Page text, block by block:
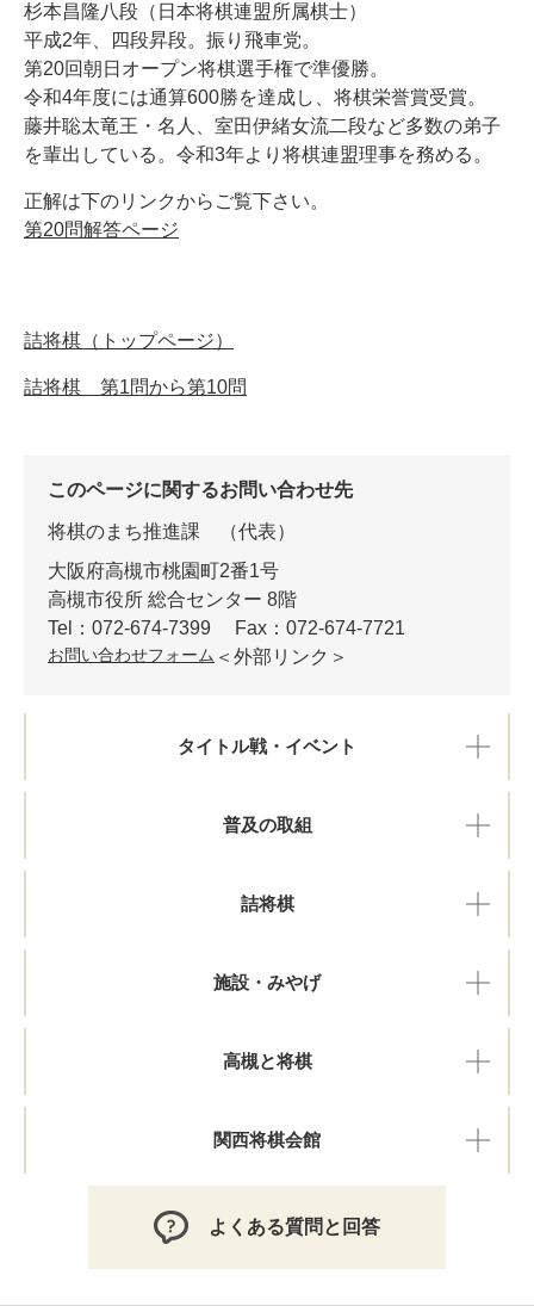
杉本昌隆八段（日本将棋連盟所属棋士）
平成2年、四段昇段。振り飛車党。
第20回朝日オープン将棋選手権で準優勝。
令和4年度には通算600勝を達成し、将棋栄誉賞受賞。
藤井聡太竜王・名人、室田伊緒女流二段など多数の弟子
を輩出している。令和3年より将棋連盟理事を務める。
正解は下のリンクからご覧下さい。
第20問解答ページ
詰将棋（トップページ）
詰将棋 第1問から第10問
このページに関するお問い合わせ先
将棋のまち推進課
代表
大阪府高槻市桃園町2番1号
高槻市役所 総合センター 8階
Tel：072-674-7399
Fax：072-674-7721
お問い合わせフォーム ＜外部リンク＞
タイトル戦・イベント
普及の取組
詰将棋
施設・みやげ
高槻と将棋
関西将棋会館
よくある質問と回答